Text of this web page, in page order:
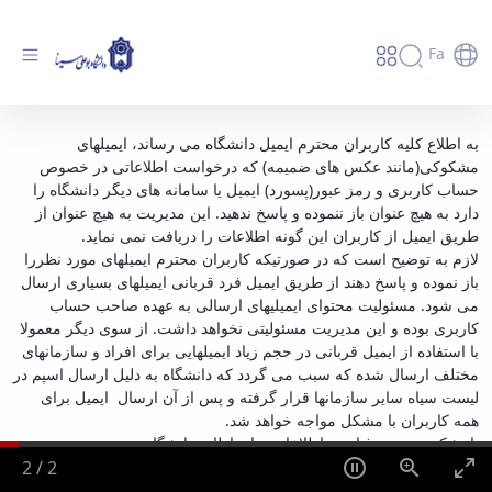
Fa
فوری!!!! هشدار در خصوص عدم پاسخدهی به
ایمیل های مشکوک - دانشگاه بوعلی سینا همدان
به اطلاع کلیه کاربران محترم ایمیل دانشگاه می رساند، ایمیلهای
مشکوکی(مانند عکس های ضمیمه) که درخواست اطلاعاتی در خصوص
حساب کاربری و رمز عبور(پسورد) ایمیل یا سامانه های دیگر دانشگاه را
دارد به هیچ عنوان باز ننموده و پاسخ ندهید. این مدیریت به هیچ عنوان از
طریق ایمیل از کاربران این گونه اطلاعات را دریافت نمی نماید.
لازم به توضیح است که در صورتیکه کاربران محترم ایمیلهای مورد نظررا
باز نموده و پاسخ دهند از طریق ایمیل فرد قربانی ایمیلهای بسیاری ارسال
می شود. مسئولیت محتوای ایمیلیهای ارسالی به عهده صاحب حساب
کاربری بوده و این مدیریت مسئولیتی نخواهد داشت. از سوی دیگر معمولا
با استفاده از ایمیل قربانی در حجم زیاد ایمیلهایی برای افراد و سازمانهای
مختلف ارسال شده که سبب می گردد که دانشگاه به دلیل ارسال اسپم در
لیست سیاه سایر سازمانها قرار گرفته و پس از آن ارسال ایمیل برای
همه کاربران با مشکل مواجه خواهد شد.
با تشکر مدیریت فناوری اطلاعات و ارتباطات دانشگاه
2/2